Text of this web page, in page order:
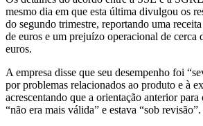
mesmo dia em que esta última divulgou os
do segundo trimestre, reportando uma
de euros e um prejuízo operacional de cerca
euros.
A empresa disse que seu desempenho foi
por problemas relacionados ao produto e à
acrescentando que a orientação anterior
“não era mais válida” e estava “sob revisão”.